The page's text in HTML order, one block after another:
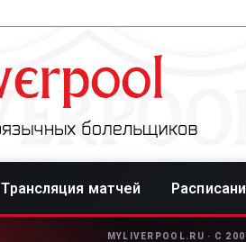
Трансляция матчей
MYLIVERPOOL.RU · С